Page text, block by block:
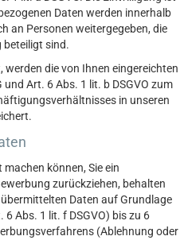
Daten werden innerhalb
an Personen weitergegeben, die
beteiligt sind.
die von Ihnen eingereichten
Art. 6 Abs. 1 lit. b DSGVO zum
in unseren
können, Sie ein
zurückziehen, behalten
Daten auf Grundlage
Abs. 1 lit. f DSGVO) bis zu 6
(Ablehnung oder